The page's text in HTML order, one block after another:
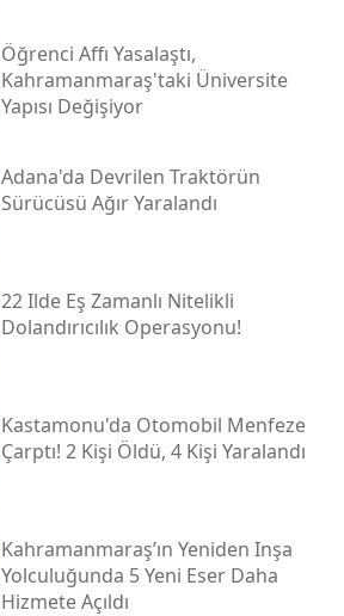
Öğrenci Affı Yasalaştı,
Kahramanmaraş'taki Üniversite
Yapısı Değişiyor
Adana'da Devrilen Traktörün
Sürücüsü Ağır Yaralandı
22 Ilde Eş Zamanlı Nitelikli
Dolandırıcılık Operasyonu!
Kastamonu'da Otomobil Menfeze
Çarptı! 2 Kişi Öldü, 4 Kişi Yaralandı
Kahramanmaraş’ın Yeniden Inşa
Yolculuğunda 5 Yeni Eser Daha
Hizmete Açıldı